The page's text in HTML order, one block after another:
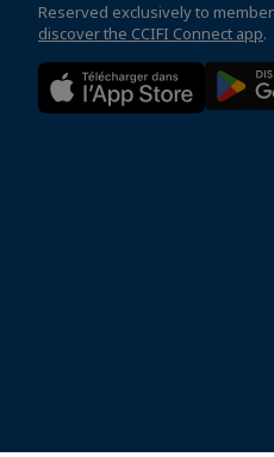
Reserved exclusively to
discover the CCIFI Connect app.